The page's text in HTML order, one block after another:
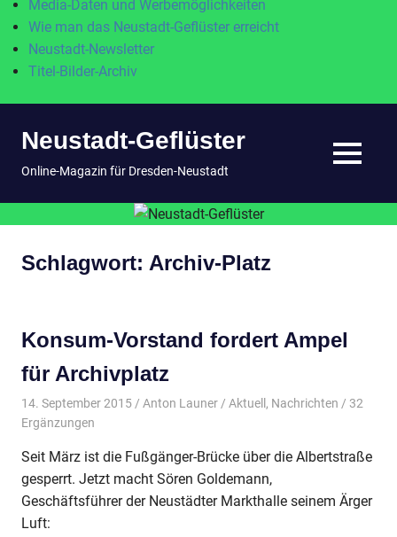
Media-Daten und Werbemöglichkeiten
Wie man das Neustadt-Geflüster erreicht
Neustadt-Newsletter
Titel-Bilder-Archiv
InhaltNeustadt-Geflüster
Online-Magazin für Dresden-Neustadt MENÜ
Schlagwort: Archiv-Platz
Konsum-Vorstand fordert Ampel
für Archivplatz
14. September 2015 Anton Launer Aktuell , Nachrichten / 32
Ergänzungen
Seit März ist die Fußgänger-Brücke über die Albertstraße
gesperrt. Jetzt macht Sören Goldemann,
Geschäftsführer der Neustädter Markthalle seinem Ärger
Luft: